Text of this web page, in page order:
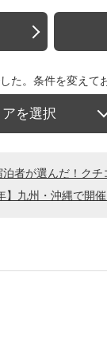
た。条件を変えて
を選択
泊者が選んだ！ク
】九州・沖縄で開